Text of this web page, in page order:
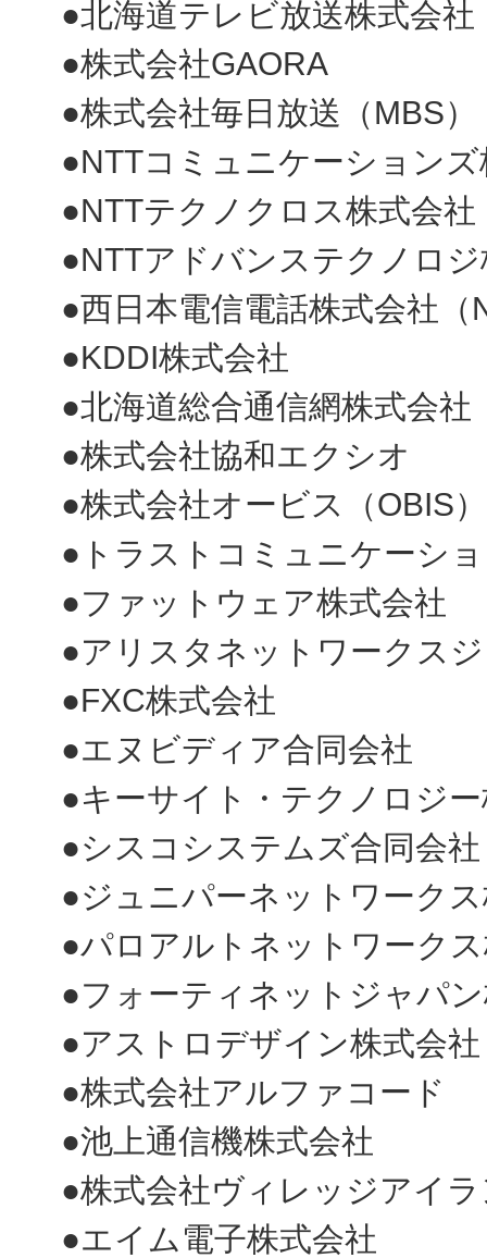
●北海道テレビ放送株式会社
●株式会社GAORA
●株式会社毎日放送（MBS）
●NTTコミュニケーション
●NTTテクノクロス株式会社
●NTTアドバンステクノロ
●西日本電信電話株式会社（
●KDDI株式会社
●北海道総合通信網株式会社
●株式会社協和エクシオ
●株式会社オービス（OBIS）
●トラストコミュニケーシ
●ファットウェア株式会社
●アリスタネットワークス
●FXC株式会社
●エヌビディア合同会社
●キーサイト・テクノロジ
●シスコシステムズ合同会社
●ジュニパーネットワーク
●パロアルトネットワーク
●フォーティネットジャパ
●アストロデザイン株式会社
●株式会社アルファコード
●池上通信機株式会社
●株式会社ヴィレッジアイ
●エイム電子株式会社